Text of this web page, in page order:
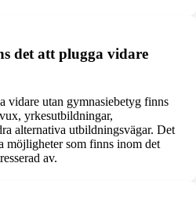
det att plugga vidare
vidare utan gymnasiebetyg finns
yrkesutbildningar,
alternativa utbildningsvägar. Det
möjligheter som finns inom det
av.